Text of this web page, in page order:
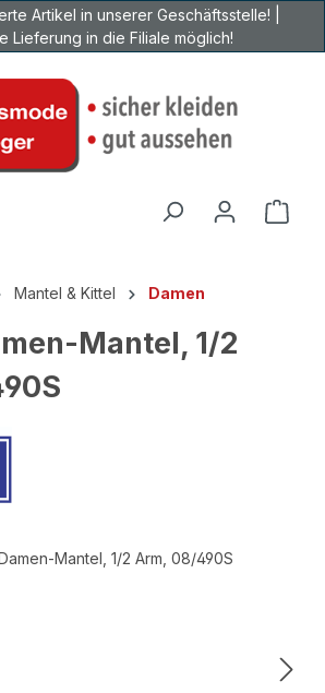
Artikel in unserer Geschäftsstelle! |
Lieferung in die Filiale möglich!
Mantel & Kittel Damen
Mantel, 1/2